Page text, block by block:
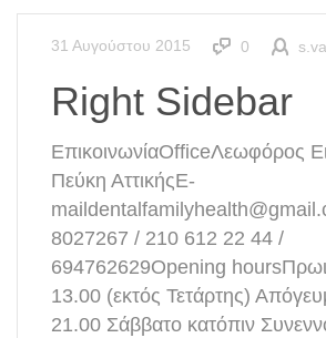
31 Αυγούστου 2015 0
Right Sidebar
ΕπικοινωνίαOfficeΛεωφόρος
Πεύκη ΑττικήςE-
8027267 / 210 612 22 44 /
694762629Opening
13.00 (εκτός Τετάρτης)
21.00 Σάββατο κατόπιν